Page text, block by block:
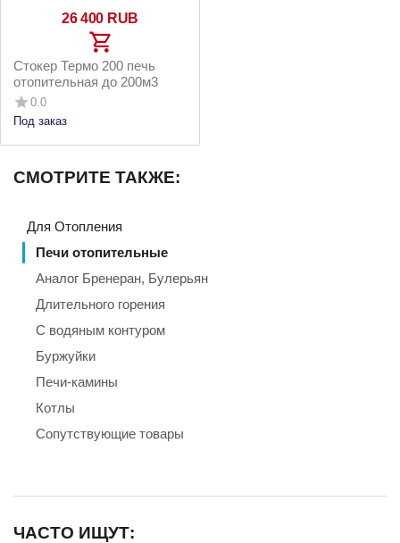
26 400 RUB
Стокер Термо 200 печь
отопительная до 200м3
0.0
Под заказ
СМОТРИТЕ ТАКЖЕ:
Для Отопления
Печи отопительные
Аналог Бренеран, Булерьян
Длительного горения
С водяным контуром
Буржуйки
Печи-камины
Котлы
Сопутствующие товары
ЧАСТО ИЩУТ: